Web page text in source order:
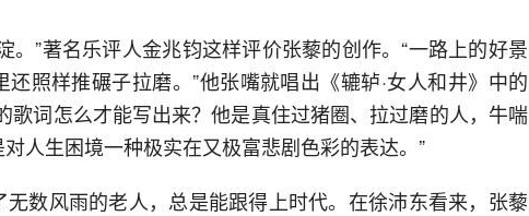
。”著名乐评人金兆钧这样评价张藜的创作。“一路上的好景
照样推碾子拉磨。”他张嘴就唱出《辘轳·女人和井》中的
歌词怎么才能写出来？他是真住过猪圈、拉过磨的人，牛喘
人生困境一种极实在又极富悲剧色彩的表达。”
数风雨的老人，总是能跟得上时代。在徐沛东看来，张藜